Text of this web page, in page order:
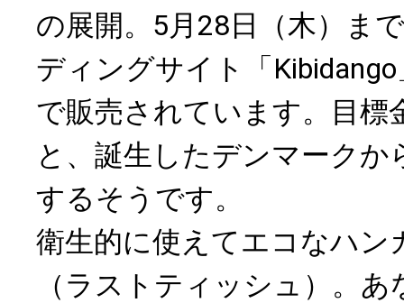
の展開。5月28日（木）ま
ディングサイト「
で販売されています。目標
と、誕生したデンマークか
するそうです。
衛生的に使えてエコなハン
（ラストティッシュ）。